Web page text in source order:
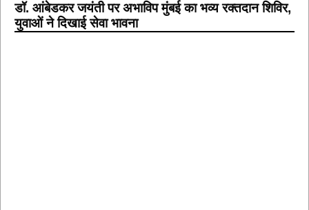
डॉ. आंबेडकर जयंती पर अभाविप मुंबई का भव्य रक्तदान शिविर,
युवाओं ने दिखाई सेवा भावना